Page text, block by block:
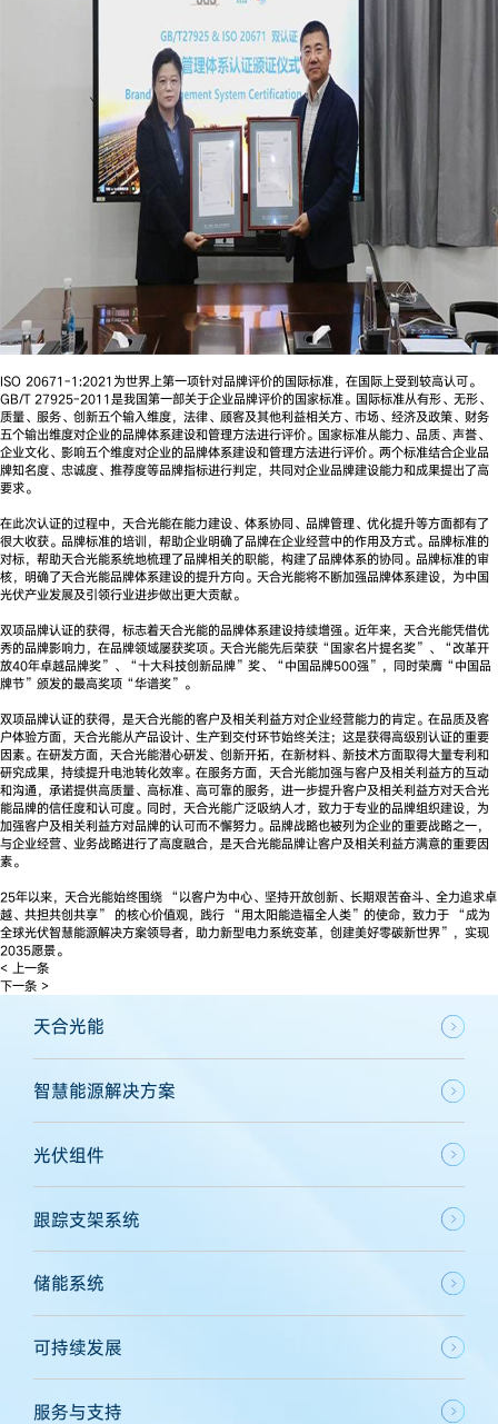
ISO 20671-1:2021为世界上第一项针对品牌评价的国际标准，在国际上受到较高认可。
GB/T 27925-2011是我国第一部关于企业品牌评价的国家标准。国际标准从有形、无形、
质量、服务、创新五个输入维度，法律、顾客及其他利益相关方、市场、经济及政策、财务
五个输出维度对企业的品牌体系建设和管理方法进行评价。国家标准从能力、品质、声誉、
企业文化、影响五个维度对企业的品牌体系建设和管理方法进行评价。两个标准结合企业品
牌知名度、忠诚度、推荐度等品牌指标进行判定，共同对企业品牌建设能力和成果提出了高
要求。
在此次认证的过程中，天合光能在能力建设、体系协同、品牌管理、优化提升等方面都有了
很大收获。品牌标准的培训，帮助企业明确了品牌在企业经营中的作用及方式。品牌标准的
对标，帮助天合光能系统地梳理了品牌相关的职能，构建了品牌体系的协同。品牌标准的审
核，明确了天合光能品牌体系建设的提升方向。天合光能将不断加强品牌体系建设，为中国
光伏产业发展及引领行业进步做出更大贡献。
双项品牌认证的获得，标志着天合光能的品牌体系建设持续增强。近年来，天合光能凭借优
秀的品牌影响力，在品牌领域屡获奖项。天合光能先后荣获“国家名片提名奖”、“改革开
放40年卓越品牌奖”、“十大科技创新品牌”奖、“中国品牌500强”，同时荣膺“中国品
牌节”颁发的最高奖项“华谱奖”。
双项品牌认证的获得，是天合光能的客户及相关利益方对企业经营能力的肯定。在品质及客
户体验方面，天合光能从产品设计、生产到交付环节始终关注；这是获得高级别认证的重要
因素。在研发方面，天合光能潜心研发、创新开拓，在新材料、新技术方面取得大量专利和
研究成果，持续提升电池转化效率。在服务方面，天合光能加强与客户及相关利益方的互动
和沟通，承诺提供高质量、高标准、高可靠的服务，进一步提升客户及相关利益方对天合光
能品牌的信任度和认可度。同时，天合光能广泛吸纳人才，致力于专业的品牌组织建设，为
加强客户及相关利益方对品牌的认可而不懈努力。品牌战略也被列为企业的重要战略之一，
与企业经营、业务战略进行了高度融合，是天合光能品牌让客户及相关利益方满意的重要因
素。
25年以来，天合光能始终围绕 “以客户为中心、坚持开放创新、长期艰苦奋斗、全力追求卓
越、共担共创共享” 的核心价值观，践行 “用太阳能造福全人类”的使命，致力于 “成为
全球光伏智慧能源解决方案领导者，助力新型电力系统变革，创建美好零碳新世界”，实现
2035愿景。
< 上一条
下一条 >
天合光能
智慧能源解决方案
光伏组件
跟踪支架系统
储能系统
可持续发展
服务与支持